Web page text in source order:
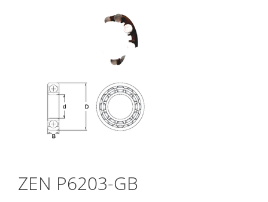
ZEN P6203-GB